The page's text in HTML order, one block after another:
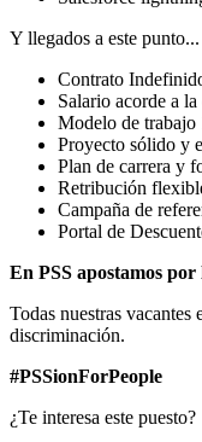
Y llegados a este
Contrato
Salario acorde a
Modelo de trabajo
Proyecto sólido y
Plan de carrera y
Retribución
Campaña de
Portal de
En PSS apostamos
Todas nuestras
discriminación.
#PSSionForPeople
¿Te interesa este puesto?